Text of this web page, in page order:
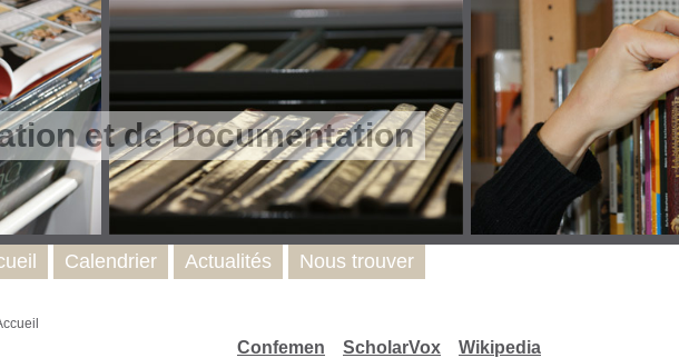
et de Documentation
Confemen ScholarVox Wikipedia
Calendrier Actualités Nous trouver